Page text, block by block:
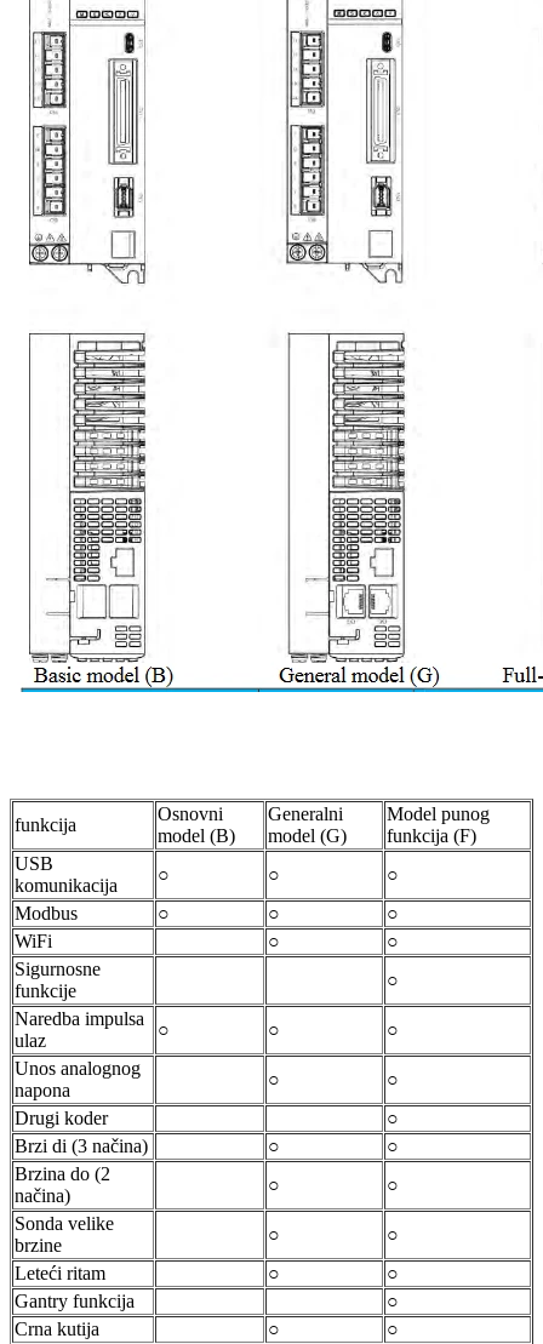
funkcija
Osnovni
model (B)
Generalni
model (G)
Model punog
funkcija (F)
USB
komunikacija
○ ○
○
Modbus
○ ○
○
WiFi
○
○
Sigurnosne
funkcije
○
Naredba impulsa
ulaz
○ ○
○
Unos analognog
napona
○
○
Drugi koder
○
Brzi di (3 načina)
○
○
Brzina do (2
načina)
○
○
Sonda velike
brzine
○
○
Leteći ritam
○
○
Gantry funkcija
○
Crna kutija
○
○